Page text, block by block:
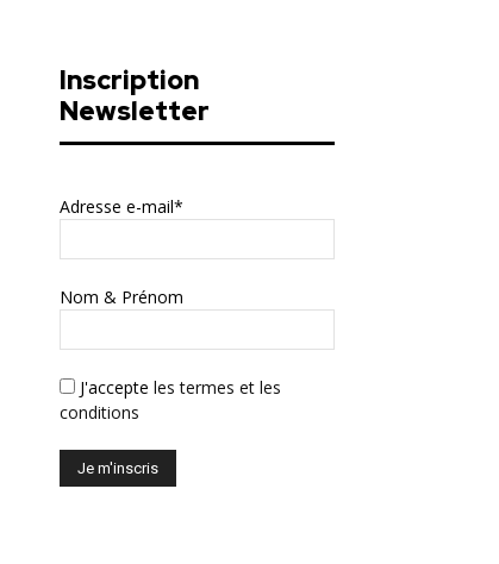
Inscription
Newsletter
Adresse e-mail*
Nom & Prénom
J'accepte les termes et les
conditions